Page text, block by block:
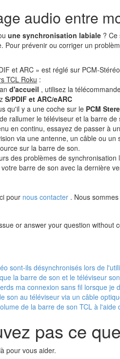
audio entre
une synchronisation labiale ? Ce
Pour prévenir ou corriger un
et ARC » est réglé sur PCM-
TCL Roku :
d'accueil , utilisez la
S/PDIF et ARC/eARC
qu'il y a une coche sur le PCM
rallumer le téléviseur et la barre de
en continu, essayez de passer à
via une antenne, un câble ou
sur la barre de son.
des problèmes de
barre de son avec la dernière
pour nous contacter . Nous
or answer your question without
sont-ils désynchronisés lors de
la barre de son et le téléviseur
ma connexion sans fil lorsque je
son au téléviseur via un câble
de la barre de son TCL à
pas ce
pour vous aider.